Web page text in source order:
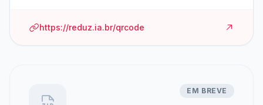
https://reduz.ia.br/qrcode
EM BREVE